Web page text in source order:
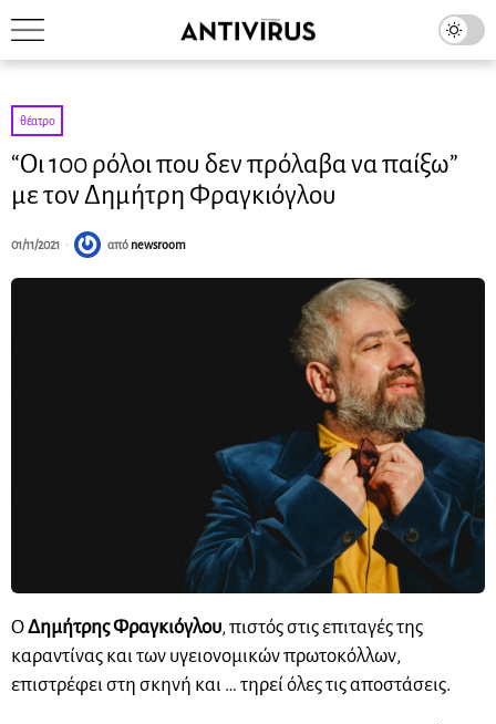
θέατρο
“Οι 100 ρόλοι που δεν πρόλαβα να παίξω”
με τον Δημήτρη Φραγκιόγλου
01/11/2021 από newsroom
OΔημήτρης Φραγκιόγλου, πιστός στις επιταγές της
καραντίνας και των υγειονομικών πρωτοκόλλων,
επιστρέφει στη σκηνή και … τηρεί όλες τις αποστάσεις.